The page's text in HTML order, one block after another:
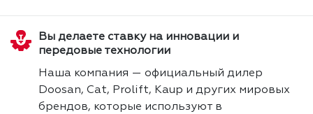
Вы делаете ставку на инновации и
передовые технологии
Наша компания — официальный дилер
Doosan, Cat, Prolift, Kaup и других мировых
брендов, которые используют в